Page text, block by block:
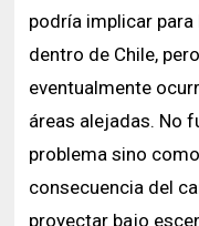
podría implicar
dentro de Chile,
eventualmente
áreas alejadas. No
problema sino
consecuencia del
proyectar bajo